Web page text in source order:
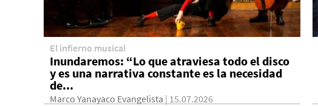
El infierno musical
Inundaremos: “Lo que atraviesa todo el disco
y es una narrativa constante es la necesidad
de...
Marco Yanayaco Evangelista | 15.07.2026